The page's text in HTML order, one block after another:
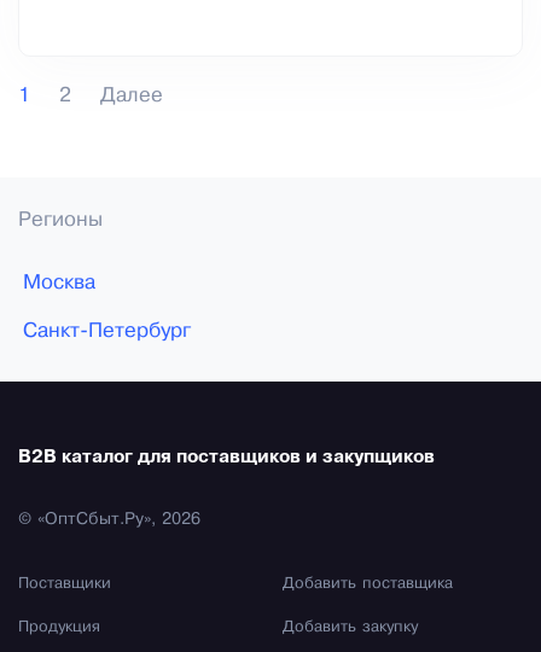
1 2 Далее
Регионы
Москва
Санкт-Петербург
B2B каталог для поставщиков и закупщиков
© «ОптСбыт.Ру», 2026
Поставщики
Продукция
Добавить поставщика
Добавить закупку